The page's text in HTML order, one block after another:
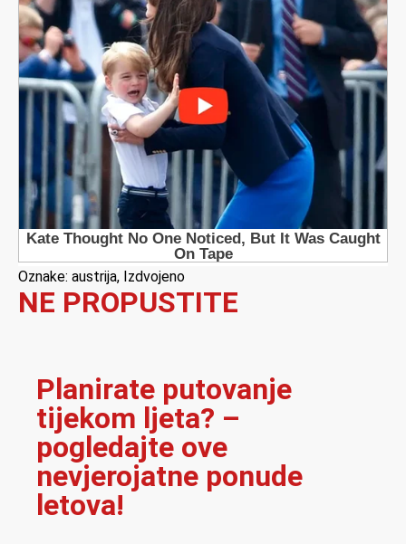
Oznake: austrija, Izdvojeno
NE PROPUSTITE
Planirate putovanje
tijekom ljeta? –
pogledajte ove
nevjerojatne ponude
letova!